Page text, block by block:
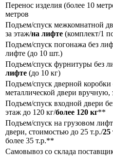
Перенос изделия (более 10
метров
Подъем/спуск межкомнатной
за этаж/на лифте (комплект/1
Подъем/спуск погонажа без
лифте (до 10 шт.)
Подъем/спуск фурнитуры без
лифте (до 10 кг)
Подъем/спуск дверной коробки
металлической двери вручную,
Подъем/спуск входной двери
этаж до 120 кг/более 120 кг**
Подъем/спуск на грузовом
двери, стоимостью до 25 т.р./25
более 35 т.р.**
Самовывоз со склада